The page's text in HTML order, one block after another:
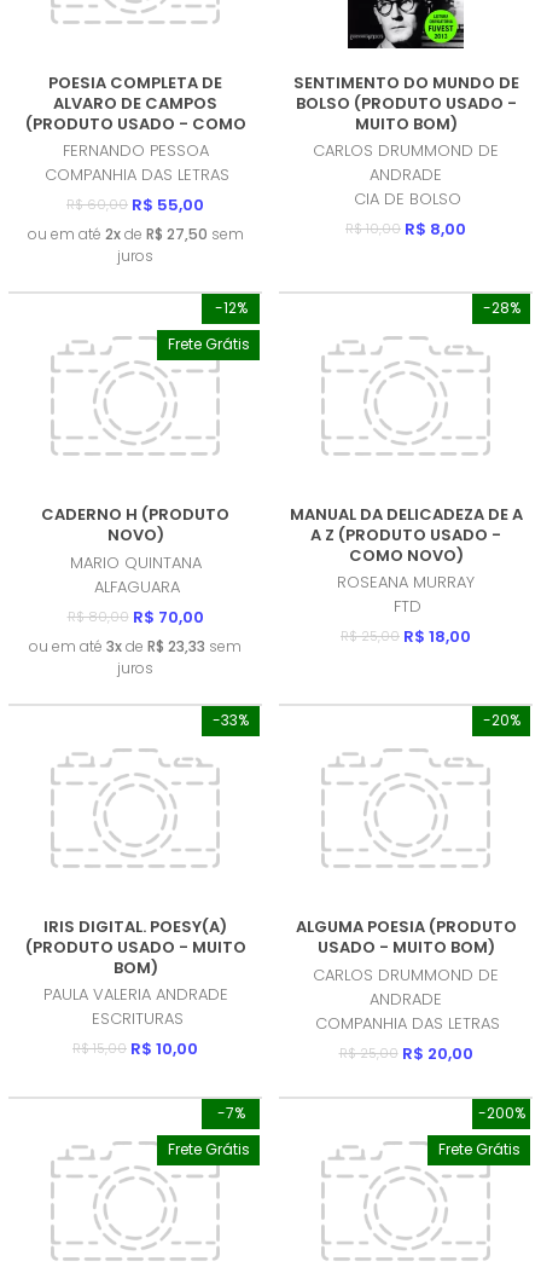
POESIA COMPLETA DE
ALVARO DE CAMPOS
(PRODUTO USADO - COMO
NOVO)
FERNANDO PESSOA
COMPANHIA DAS LETRAS
R$ 60,00 R$ 55,00
ou em até 2xde R$ 27,50 sem
juros
SENTIMENTO DO MUNDO DE
BOLSO (PRODUTO USADO -
MUITO BOM)
CARLOS DRUMMOND DE
ANDRADE
CIA DE BOLSO
R$ 10,00 R$ 8,00
-12%
Frete Grátis
CADERNO H (PRODUTO
NOVO)
MARIO QUINTANA
ALFAGUARA
R$ 80,00 R$ 70,00
ou em até 3xde R$ 23,33 sem
juros
-28%
MANUAL DA DELICADEZA DE A
A Z (PRODUTO USADO -
COMO NOVO)
ROSEANA MURRAY
FTD
R$ 25,00 R$ 18,00
-33%
IRIS DIGITAL. POESY(A)
(PRODUTO USADO - MUITO
BOM)
PAULA VALERIA ANDRADE
ESCRITURAS
R$ 15,00 R$ 10,00
-20%
ALGUMA POESIA (PRODUTO
USADO - MUITO BOM)
CARLOS DRUMMOND DE
ANDRADE
COMPANHIA DAS LETRAS
R$ 25,00 R$ 20,00
-7%
Frete Grátis
-200%
Frete Grátis